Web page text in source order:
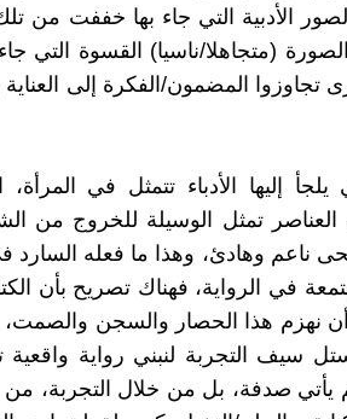
الأدبية التي جاء بها خففت من
(متجاهلا/ناسيا) القسوة التي
تجاوزوا المضمون/الفكرة إلى
إليها الأدباء تتمثل في المرأة،
العناصر تمثل الوسيلة للخروج من
ناعم وهادئ، وهذا ما فعله السارد
في الرواية، فهناك تصريح بأن
أن نهزم هذا الحصار والسجن
سيف التجربة لنبني رواية واقعية
القول لم يأتي صدفة، بل من خلال التجربة،